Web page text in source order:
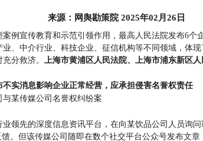
来源：网舆勘策院 2025年02月26日
案例宣传教育和示范引领作用，最高人民法院发布6个
、中介行业、科技企业、征信机构等不同领域，体
分救济。 上海市黄浦区人民法院、 上海市浦东新区
不实消息影响企业正常经营，应承担侵害名誉权责任
某传媒公司名誉权纠纷案
领先的深度信息资讯平台，在向某饮品公司人员询问
。但该传媒公司随即在数个社交平台公众号发布文章